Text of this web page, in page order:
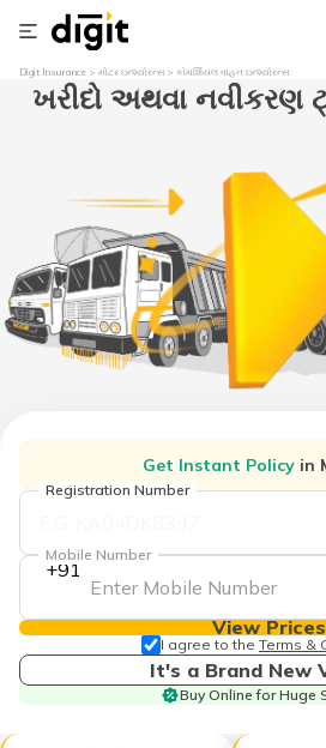
Digit Insurance મોટર ઇન્શ્યોરન્સ કોમર્શિયલ વાહન ઇન્શ્યોરન્સ
ખરીદો અથવા નવીકરણ
Get Instant Policy in
Registration Number
+91
Mobile Number
View Prices
I agree to the Terms &
It's a Brand New
Buy Online for Huge